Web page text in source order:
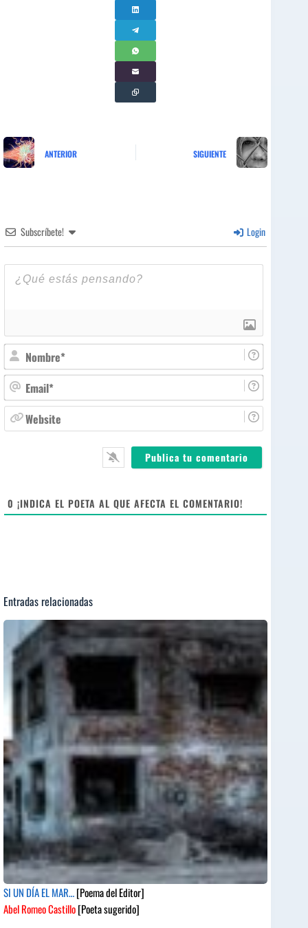
ANTERIOR SIGUIENTE
Subscríbete! Login
o
m
b
r
m
ie
0 ¡INDICA EL POETA AL QUE AFECTA EL COMENTARIO!
Entradas relacionadas
SI UN DÍA EL MAR…[Poema del Editor]
Abel Romeo Castillo[Poeta sugerido]